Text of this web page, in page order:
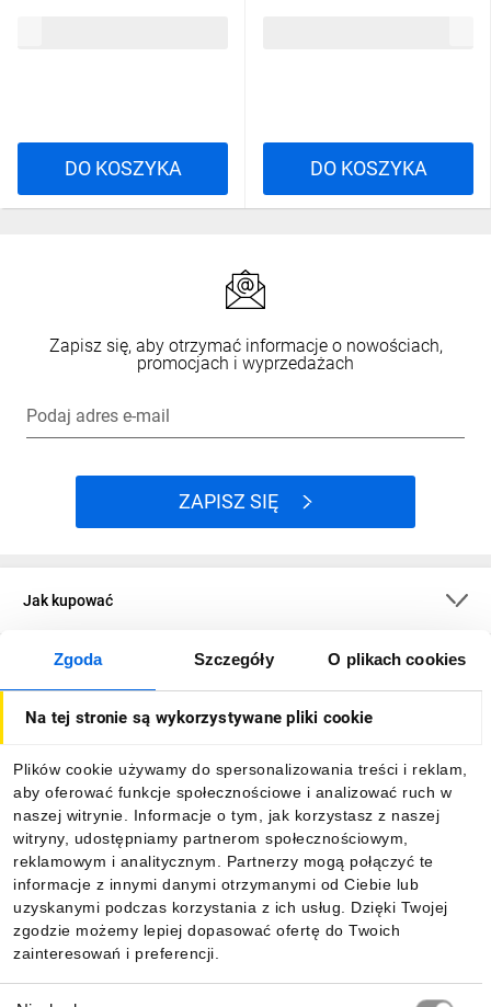
Zgoda Szczegóły O plikach cookies
Na tej stronie są wykorzystywane pliki cookie
Plików cookie używamy do spersonalizowania treści i reklam,
aby oferować funkcje społecznościowe i analizować ruch w
naszej witrynie. Informacje o tym, jak korzystasz z naszej
witryny, udostępniamy partnerom społecznościowym,
reklamowym i analitycznym. Partnerzy mogą połączyć te
informacje z innymi danymi otrzymanymi od Ciebie lub
uzyskanymi podczas korzystania z ich usług. Dzięki Twojej
zgodzie możemy lepiej dopasować ofertę do Twoich
zainteresowań i preferencji.
DO KOSZYKA DO KOSZYKA
Zapisz się, aby otrzymać informacje o nowościach,
promocjach i wyprzedażach
Podaj adres e-mail
ZAPISZ SIĘ
Jak kupować
O firmie
Informacje
Pobierz naszą aplikację mobilną: